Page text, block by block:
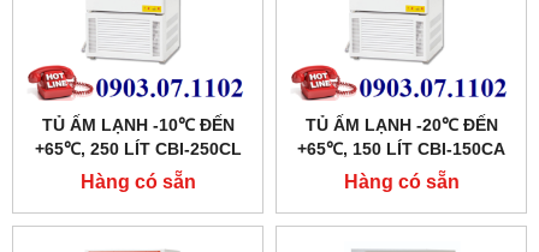
TỦ ẤM LẠNH -10℃ ĐẾN
+65℃, 250 LÍT CBI-250CL
HÃNG TAISITE
Hàng có sẵn
TỦ ẤM LẠNH -20℃ ĐẾN
+65℃, 150 LÍT CBI-150CA
HÃNG TAISITE
Hàng có sẵn